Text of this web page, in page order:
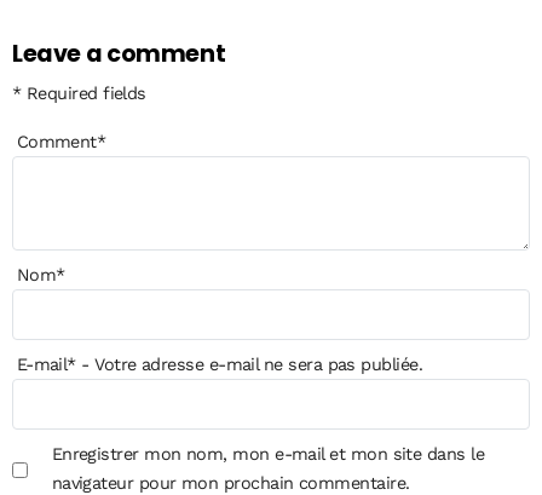
Leave a comment
* Required fields
Comment*
Nom*
E-mail*- Votre adresse e-mail ne sera pas publiée.
Enregistrer mon nom, mon e-mail et mon site dans le
navigateur pour mon prochain commentaire.